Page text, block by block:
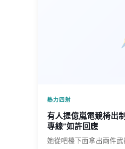
熱力四射
有人提億嵐電競椅出
專線”如許回應
她從吧檯下面拿出兩件